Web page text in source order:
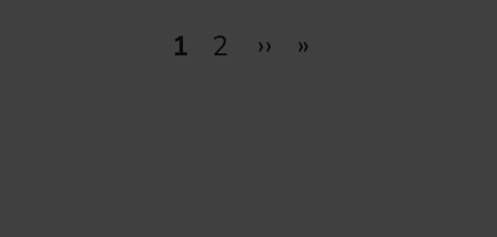
Seitennummerierung
Seite
1 Seite
2 Next page
›› Last page
»